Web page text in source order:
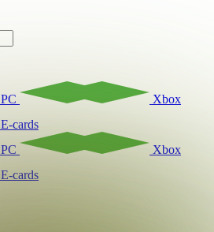
PC
Xbox
E-cards
PC
Xbox
E-cards